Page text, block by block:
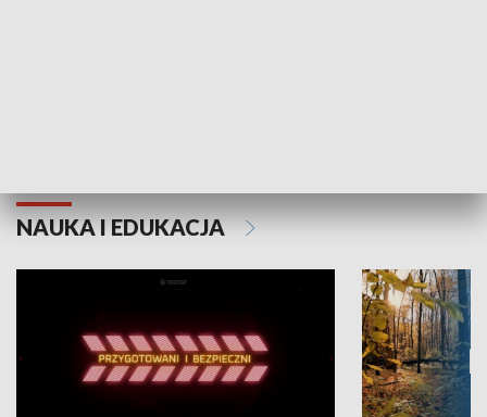
NAUKA I EDUKACJA